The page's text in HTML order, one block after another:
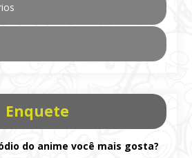
Enquete
do anime você mais gosta?